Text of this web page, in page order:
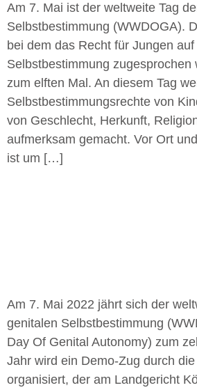
Am 7. Mai ist der weltweite Tag
Selbstbestimmung (WWDOGA).
bei dem das Recht für Jungen
Selbstbestimmung zugesprochen
zum elften Mal. An diesem Tag
Selbstbestimmungsrechte von
von Geschlecht, Herkunft,
aufmerksam gemacht. Vor Ort
ist um […]
Am 7. Mai 2022 jährt sich der
genitalen Selbstbestimmung
Day Of Genital Autonomy) zum
Jahr wird ein Demo-Zug durch
organisiert, der am Landgericht